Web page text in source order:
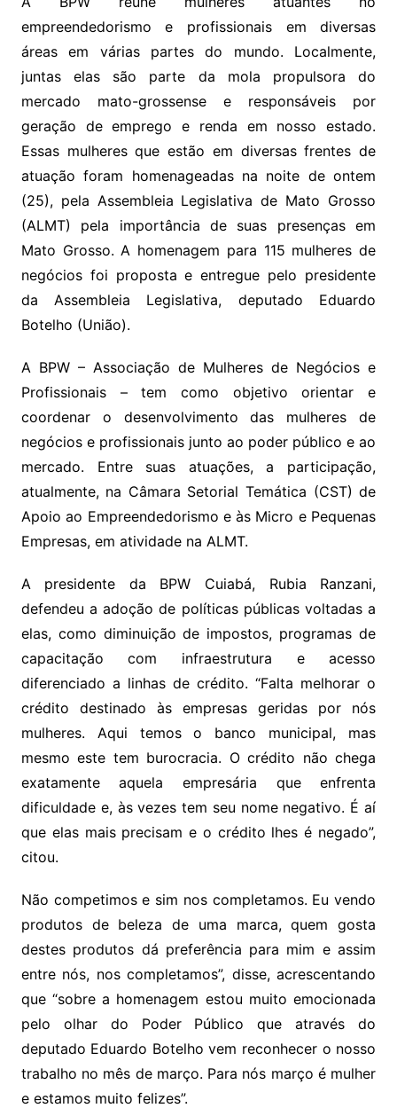
Li
n
k
A
p
p
a
m
dI
n
e
Cl
a
s
sr
o
o
m
e
n
g
s
s
a
g
e
lo
o
k.
c
o
m
y
p
e
o
o
M
ai
l
e
a
d
s
ai
l
ar
e
empreendedorismo e profissionais em diversas
áreas em várias partes do mundo. Localmente,
juntas elas são parte da mola propulsora do
mercado mato-grossense e responsáveis por
geração de emprego e renda em nosso estado.
Essas mulheres que estão em diversas frentes de
atuação foram homenageadas na noite de ontem
(25), pela Assembleia Legislativa de Mato Grosso
(ALMT) pela importância de suas presenças em
Mato Grosso. A homenagem para 115 mulheres de
negócios foi proposta e entregue pelo presidente
da Assembleia Legislativa, deputado Eduardo
Botelho (União).
A BPW – Associação de Mulheres de Negócios e
Profissionais – tem como objetivo orientar e
coordenar o desenvolvimento das mulheres de
negócios e profissionais junto ao poder público e ao
mercado. Entre suas atuações, a participação,
atualmente, na Câmara Setorial Temática (CST) de
Apoio ao Empreendedorismo e às Micro e Pequenas
Empresas, em atividade na ALMT.
A presidente da BPW Cuiabá, Rubia Ranzani,
defendeu a adoção de políticas públicas voltadas a
elas, como diminuição de impostos, programas de
capacitação com infraestrutura e acesso
diferenciado a linhas de crédito. “Falta melhorar o
crédito destinado às empresas geridas por nós
mulheres. Aqui temos o banco municipal, mas
mesmo este tem burocracia. O crédito não chega
exatamente aquela empresária que enfrenta
dificuldade e, às vezes tem seu nome negativo. É aí
que elas mais precisam e o crédito lhes é negado”,
citou.
Não competimos e sim nos completamos. Eu vendo
produtos de beleza de uma marca, quem gosta
destes produtos dá preferência para mim e assim
entre nós, nos completamos”, disse, acrescentando
que “sobre a homenagem estou muito emocionada
pelo olhar do Poder Público que através do
deputado Eduardo Botelho vem reconhecer o nosso
trabalho no mês de março. Para nós março é mulher
e estamos muito felizes”.